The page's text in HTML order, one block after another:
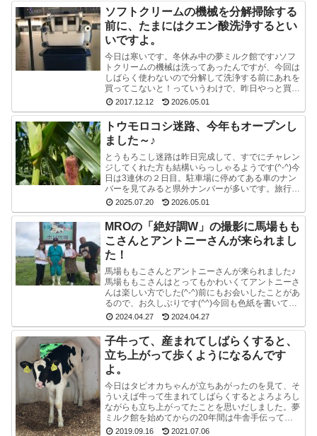
ソフトクリームの機械を分解掃除する
前に、たまにはクエン酸洗浄するとい
いですよ。
今日は寒いです。冬休み中の夢ミルク館です♪ソフ
トクリームの機械は洗ってあったんですが、今回は
しばらく使わないので分解して洗浄する前にあれを
買ってこないと！っていうわけで、昨日やっと買っ
てきました。ポットのクエン酸洗浄剤。粉末のやつ
です。週1...
2017.12.12 2026.05.01
トウモロコシ迷路、今年もオープンし
ました～♪
とうもろこし迷路は昨日完成して、すでにチャレン
ジしてくれた方も結構いらっしゃるようです(^-^)今
日は3連休の２日目。駐車場に停めてある車のナン
バーを見てみると県外ナンバーが多いです。旅行と
か帰省ですかね(^^)みんな楽しそうで良かったで
す...
2025.07.20 2026.05.01
MROの「絶好調W」の撮影に馬場もも
こさんとアントニーさんが来られまし
た！
馬場ももこさんとアントニーさんが来られました♪
馬場ももこさんはとってもかわいくてアントニーさ
んは楽しい方でした(^-^)前にもお会いしたことがあ
るので、お久しぶりです(^^)今回も色紙を書いて戴
いたので、夢ミルク館に来られた時には、ぜひ、
ご...
2024.04.27 2024.04.27
子牛って、産まれてしばらくすると、
立ち上がって歩くようになるんです
よ。
今日はタピオカちゃんが立ちあがったのを見て、そ
ういえば牛って生まれてしばらくするとよろよろし
ながらも立ち上がってたことを思いだしました。夢
ミルク館を始めてからの20年間は牛舎手伝ってな
いので、うっかり忘れてました。ちょうど牧場長が
2019.09.16 2021.07.06